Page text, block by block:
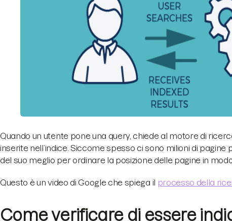
Quando un utente pone una query, chiede al motore di
inserite nell’indice. Siccome spesso ci sono milioni di
del suo meglio per ordinare la posizione delle pagine in
Questo è un video di Google che spiega il processo della
Come verificare di essere